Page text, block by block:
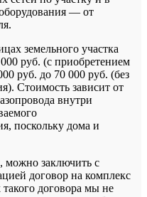
— от
земельного участка
руб. (с приобретением
руб. до 70 000 руб. (без
Стоимость зависит от
внутри
поскольку дома и
можно заключить с
договор на комплекс
договора мы не